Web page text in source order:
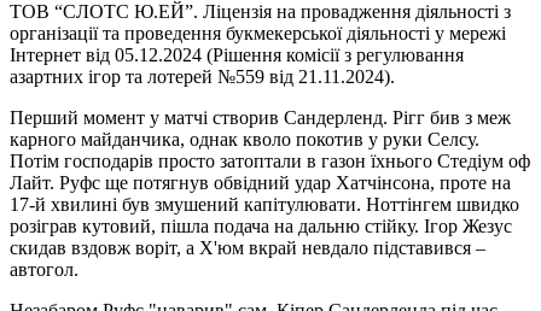
ТОВ “СЛОТС Ю.ЕЙ”. Ліцензія на провадження діяльності з
організації та проведення букмекерської діяльності у мережі
Інтернет від 05.12.2024 (Рішення комісії з регулювання
азартних ігор та лотерей №559 від 21.11.2024).
Перший момент у матчі створив Сандерленд. Рігг бив з меж
карного майданчика, однак кволо покотив у руки Селсу.
Потім господарів просто затоптали в газон їхнього Стедіум оф
Лайт. Руфс ще потягнув обвідний удар Хатчінсона, проте на
17-й хвилині був змушений капітулювати. Ноттінгем швидко
розіграв кутовий, пішла подача на дальню стійку. Ігор Жезус
скидав вздовж воріт, а Х'юм вкрай невдало підставився –
автогол.